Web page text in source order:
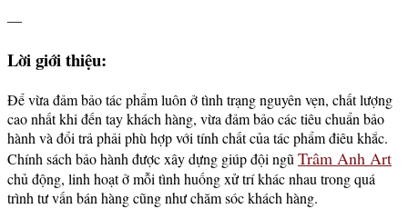
—
Lời giới thiệu:
Để vừa đảm bảo tác phẩm luôn ở tình trạng nguyên vẹn, chất lượng
cao nhất khi đến tay khách hàng, vừa đảm bảo các tiêu chuẩn bảo
hành và đổi trả phải phù hợp với tính chất của tác phẩm điêu khắc.
Chính sách bảo hành được xây dựng giúp đội ngũTrâm Anh Art
chủ động, linh hoạt ở mỗi tình huống xử trí khác nhau trong quá
trình tư vấn bán hàng cũng như chăm sóc khách hàng.